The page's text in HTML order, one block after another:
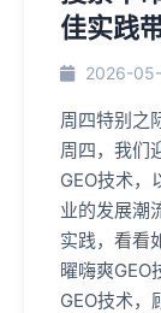
佳实践
2026-
周四特别之
周四，我们
GEO技术，
业的发展潮
实践，看看
曜嗨爽GEO
GEO技术，